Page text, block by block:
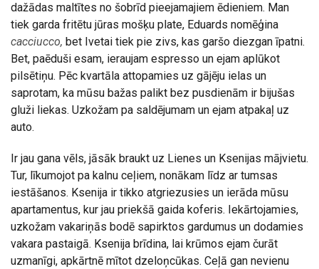
dažādas maltītes no šobrīd pieejamajiem ēdieniem. Man
tiek garda fritētu jūras mošķu plate, Eduards nomēģina
cacciucco, bet Ivetai tiek pie zivs, kas garšo diezgan īpatni.
Bet, paēduši esam, ieraujam espresso un ejam aplūkot
pilsētiņu. Pēc kvartāla attopamies uz gājēju ielas un
saprotam, ka mūsu bažas palikt bez pusdienām ir bijušas
gluži liekas. Uzkožam pa saldējumam un ejam atpakaļ uz
auto.
Ir jau gana vēls, jāsāk braukt uz Lienes un Ksenijas mājvietu.
Tur, līkumojot pa kalnu ceļiem, nonākam līdz ar tumsas
iestāšanos. Ksenija ir tikko atgriezusies un ierāda mūsu
apartamentus, kur jau priekšā gaida koferis. Iekārtojamies,
uzkožam vakariņās bodē sapirktos gardumus un dodamies
vakara pastaigā. Ksenija brīdina, lai krūmos ejam čurāt
uzmanīgi, apkārtnē mītot dzeloņcūkas. Ceļā gan nevienu